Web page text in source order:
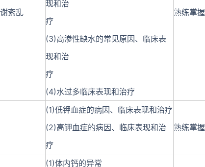
紊乱
现和治
疗
(3)高渗性缺水的常见原因、临床表
现和治
疗
(4)水过多临床表现和治疗
熟练掌握
(1)低钾血症的病因、临床表现和治疗
(2)高钾血症的病因、临床表现和治
疗
熟练掌握
(1)体内钙的异常